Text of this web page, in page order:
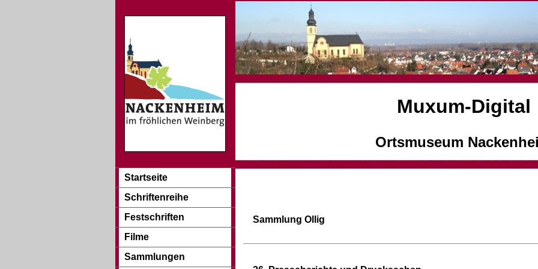
Startseite
Schriftenreihe
Festschriften
Filme
Sammlungen
Muxum-Digital
Ortsmuseum
Sammlung Ollig